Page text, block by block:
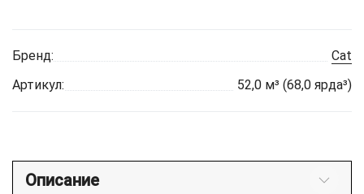
Бренд:
Cat
Артикул:
52,0 м³ (68,0 ярда³)
Описание